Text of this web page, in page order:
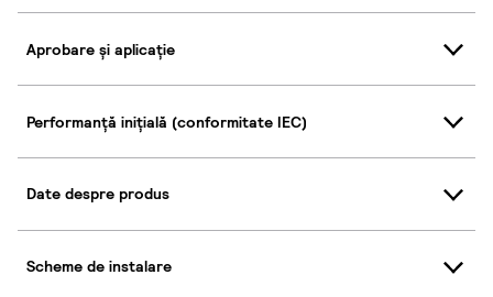
Aprobare și aplicație
Performanță inițială (conformitate IEC)
Date despre produs
Scheme de instalare